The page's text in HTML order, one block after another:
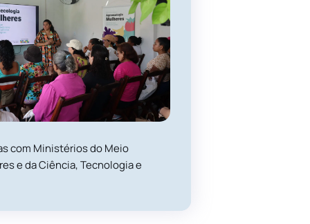
com Ministérios do Meio
e da Ciência, Tecnologia e